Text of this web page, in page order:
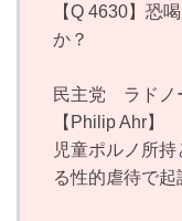
【Q 4630】恐
か？
民主党 ラドノ
【Philip Ahr】
児童ポルノ所
る性的虐待で起